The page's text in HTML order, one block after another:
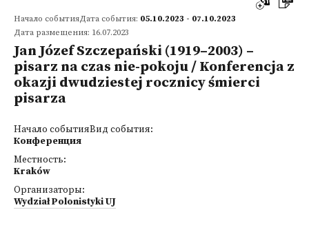
Начало событияДата события: 05.10.2023 - 07.10.2023
Дата размещения: 16.07.2023
Jan Józef Szczepański (1919–2003) –
pisarz na czas nie-pokoju / Konferencja z
okazji dwudziestej rocznicy śmierci
pisarza
Начало событияВид события:
Конференция
Местность:
Kraków
Организаторы:
Wydział Polonistyki UJ